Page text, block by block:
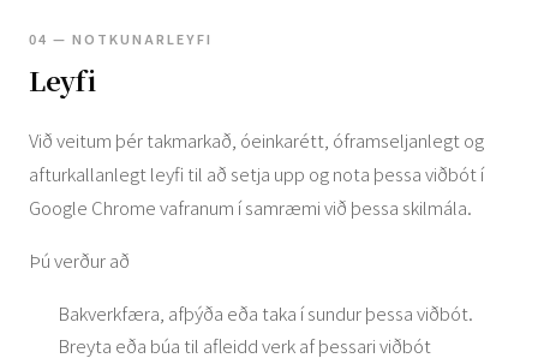
04 — NOTKUNARLEYFI
Leyfi
Við veitum þér takmarkað, óeinkarétt, óframseljanlegt og
afturkallanlegt leyfi til að setja upp og nota þessa viðbót í
Google Chrome vafranum í samræmi við þessa skilmála.
Þú verður að
Bakverkfæra, afþýða eða taka í sundur þessa viðbót.
Breyta eða búa til afleidd verk af þessari viðbót